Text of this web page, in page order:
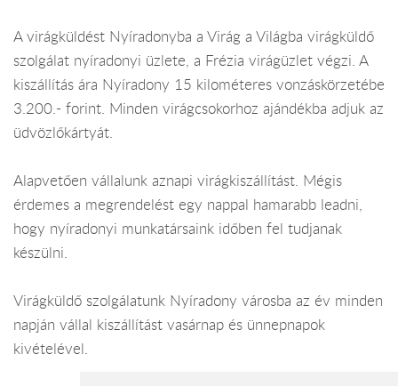
A virágküldést Nyíradonyba a Virág a Világba virágküldő
szolgálat nyíradonyi üzlete, a Frézia virágüzlet végzi. A
kiszállítás ára Nyíradony 15 kilométeres vonzáskörzetébe
3.200.- forint. Minden virágcsokorhoz ajándékba adjuk az
üdvözlőkártyát.
Alapvetően vállalunk aznapi virágkiszállítást. Mégis
érdemes a megrendelést egy nappal hamarabb leadni,
hogy nyíradonyi munkatársaink időben fel tudjanak
készülni.
Virágküldő szolgálatunk Nyíradony városba az év minden
napján vállal kiszállítást vasárnap és ünnepnapok
kivételével.